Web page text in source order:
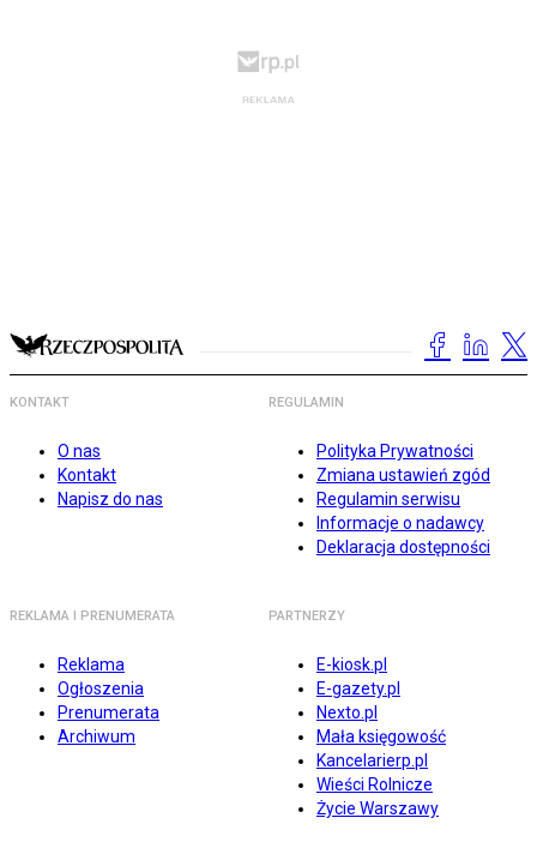
KONTAKT
O nas
Kontakt
Napisz do nas
REGULAMIN
Polityka Prywatności
Zmiana ustawień zgód
Regulamin serwisu
Informacje o nadawcy
Deklaracja dostępności
REKLAMA I PRENUMERATA
Reklama
Ogłoszenia
Prenumerata
Archiwum
PARTNERZY
E-kiosk.pl
E-gazety.pl
Nexto.pl
Mała księgowość
Kancelarierp.pl
Wieści Rolnicze
Życie Warszawy